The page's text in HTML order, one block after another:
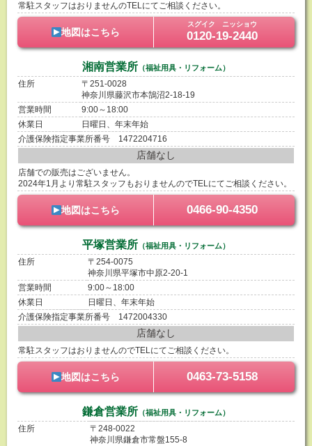
常駐スタッフはおりませんのTELにてご相談ください。
地図はこちら
スグイク ニッショウ
0120-19-2440
湘南営業所 （福祉用具・リフォーム）
住所
〒251-0028
神奈川県藤沢市本鵠沼2-18-19
営業時間
9:00～18:00
休業日
日曜日、年末年始
介護保険指定事業所番号 1472204716
店舗なし
店舗での販売はございません。
2024年1月より常駐スタッフもおりませんのでTELにてご相談ください。
地図はこちら 0466-90-4350
平塚営業所 （福祉用具・リフォーム）
住所
〒254-0075
神奈川県平塚市中原2-20-1
営業時間
9:00～18:00
休業日
日曜日、年末年始
介護保険指定事業所番号 1472004330
店舗なし
常駐スタッフはおりませんのでTELにてご相談ください。
地図はこちら 0463-73-5158
鎌倉営業所 （福祉用具・リフォーム）
住所
〒248-0022
神奈川県鎌倉市常盤155-8